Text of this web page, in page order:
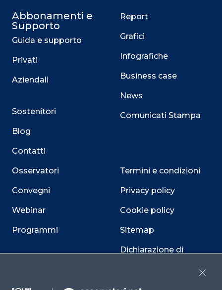
Abbonamenti e
Supporto
Guida e supporto
Privati
Aziendali
Sostenitori
Blog
Contatti
Osservatori
Convegni
Webinar
Programmi
Report
Grafici
Infografiche
Business case
News
Comunicati Stampa
Termini e condizioni
Privacy policy
Cookie policy
Sitemap
Dichiarazione di